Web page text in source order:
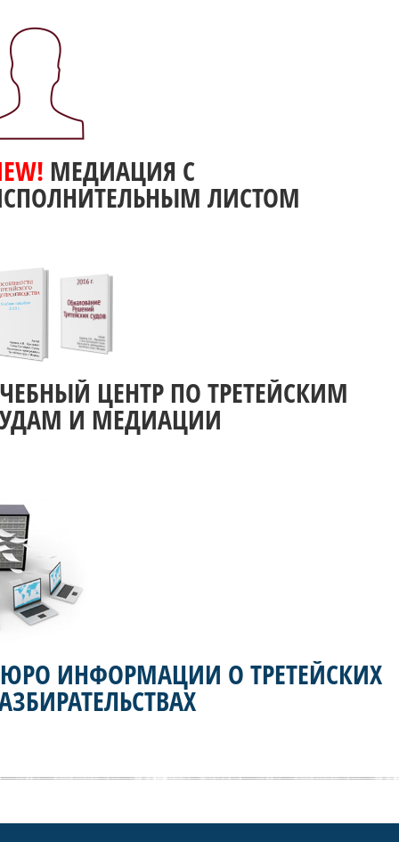
МЕДИАЦИЯ С
ЛИСТОМ
ЦЕНТР ПО ТРЕТЕЙСКИМ
И МЕДИАЦИИ
ИНФОРМАЦИИ О ТРЕТЕЙСКИХ